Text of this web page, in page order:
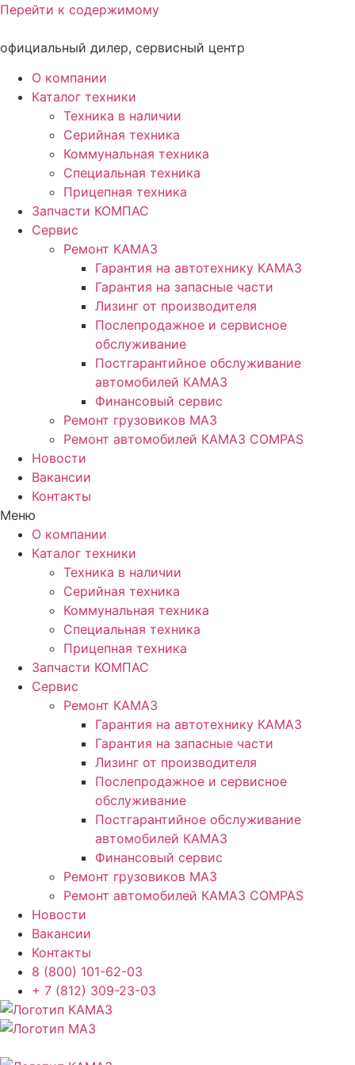
Перейти к содержимому
официальный дилер, сервисный центр
О компании
Каталог техники
Техника в наличии
Серийная техника
Коммунальная техника
Специальная техника
Прицепная техника
Запчасти КОМПАС
Сервис
Ремонт КАМАЗ
Гарантия на автотехнику КАМАЗ
Гарантия на запасные части
Лизинг от производителя
Послепродажное и сервисное
обслуживание
Постгарантийное обслуживание
автомобилей КАМАЗ
Финансовый сервис
Ремонт грузовиков МАЗ
Ремонт автомобилей КАМАЗ COMPAS
Новости
Вакансии
Контакты
Меню
О компании
Каталог техники
Техника в наличии
Серийная техника
Коммунальная техника
Специальная техника
Прицепная техника
Запчасти КОМПАС
Сервис
Ремонт КАМАЗ
Гарантия на автотехнику КАМАЗ
Гарантия на запасные части
Лизинг от производителя
Послепродажное и сервисное
обслуживание
Постгарантийное обслуживание
автомобилей КАМАЗ
Финансовый сервис
Ремонт грузовиков МАЗ
Ремонт автомобилей КАМАЗ COMPAS
Новости
Вакансии
Контакты
8 (800) 101-62-03
+ 7 (812) 309-23-03